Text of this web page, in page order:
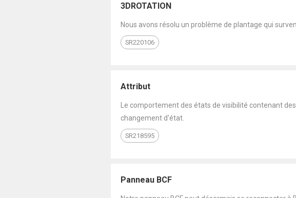
3DROTATION
Nous avons résolu un problème de plantage qui
SR220106
Attribut
Le comportement des états de visibilité contenant
changement d'état.
SR218595
Panneau BCF